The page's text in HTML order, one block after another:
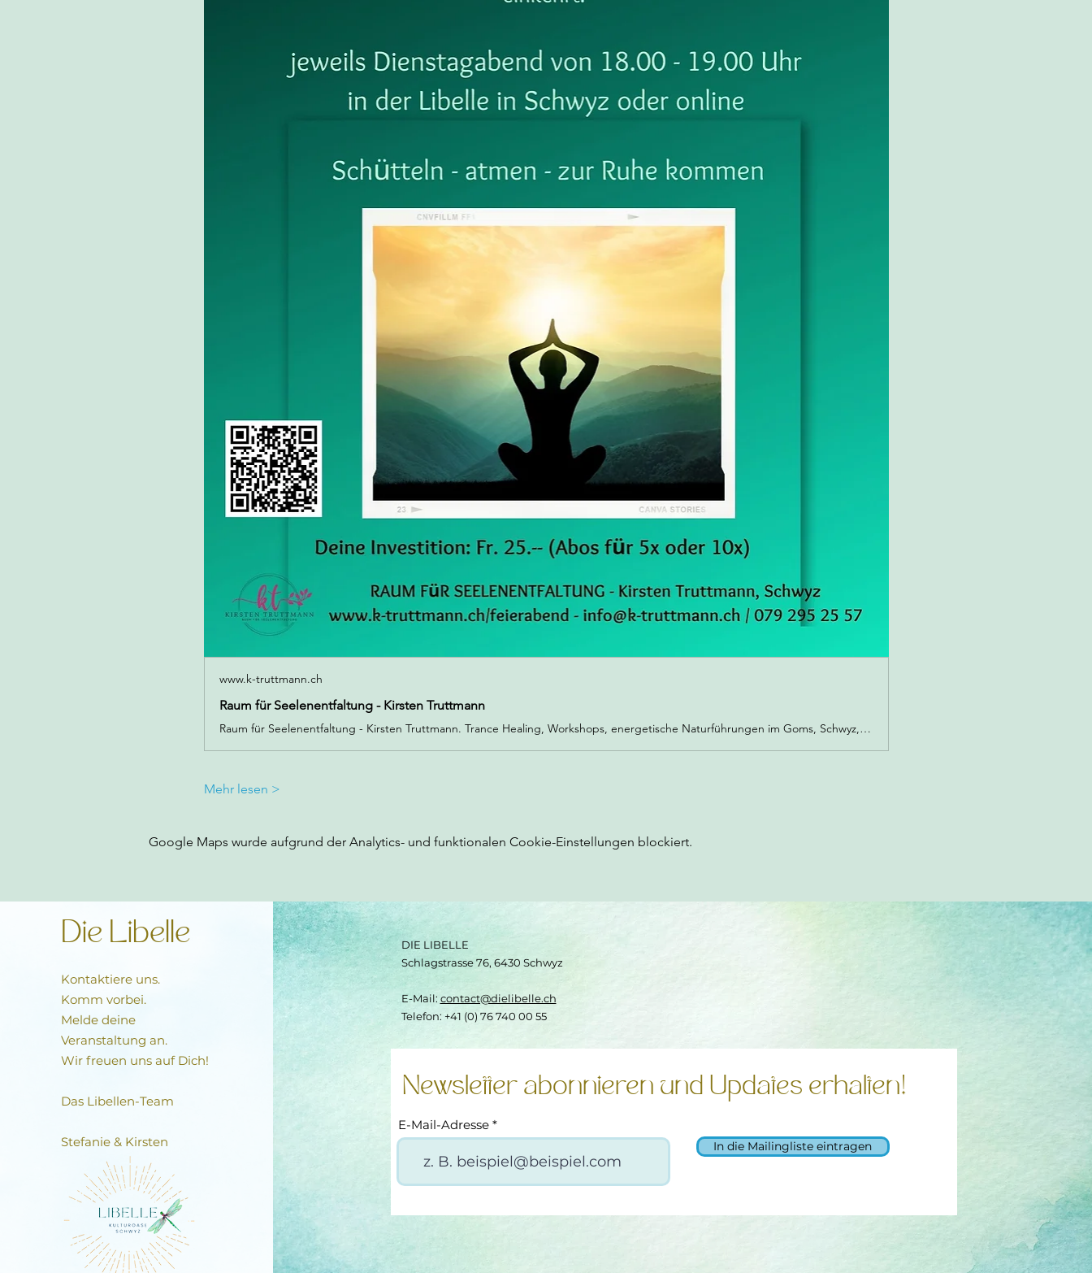
www.k-truttmann.ch
Raum für Seelenentfaltung - Kirsten Truttmann
Raum für Seelenentfaltung - Kirsten Truttmann. Trance Healing, Workshops, energetische Naturführungen im Goms, Schwyz, Brunnen, Healingsessionen und Coaching.
Mehr lesen >
Google Maps wurde aufgrund der Analytics- und funktionalen Cookie-Einstellungen blockiert.
Die Libelle
Kontaktiere uns.
Komm vorbei.
Melde deine
Veranstaltung an.
Wir freuen uns auf Dich!
Das Libellen-Team​
Stefanie & Kirsten
DIE LIBELLE
Schlagstrasse 76, 6430 Schwyz
E-Mail: contact@dielibelle.ch
Telefon: +41 (0) 76 740 00 55
Newsletter abonnieren und Updates erhalten!
E-Mail-Adresse
In die Mailingliste eintragen